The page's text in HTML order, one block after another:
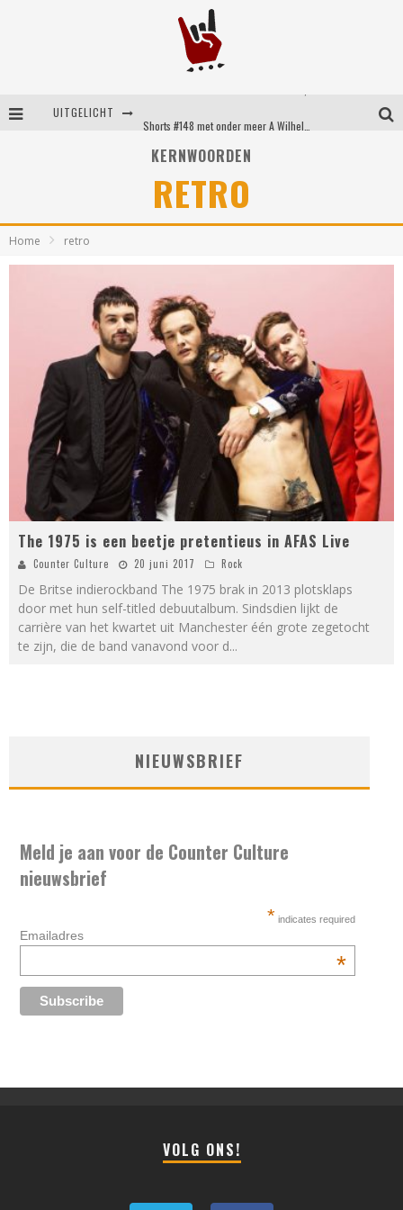
UITGELICHT
KERNWOORDEN
RETRO
Home retro
The 1975 is een beetje pretentieus in AFAS Live
Counter Culture 20 juni 2017 Rock
De Britse indierockband The 1975 brak in 2013 plotsklaps
door met hun self-titled debuutalbum. Sindsdien lijkt de
carrière van het kwartet uit Manchester één grote zegetocht
te zijn, die de band vanavond voor d...
NIEUWSBRIEF
Meld je aan voor de Counter Culture
nieuwsbrief
* indicates required
Emailadres
*
VOLG ONS!